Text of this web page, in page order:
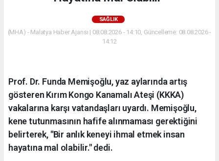
SAĞLIK
(MHA) - Malatya Haber Ajansı | 08.08.2026 - 14:10, Güncelleme: 08.08.2026 -
14:12
Prof. Dr. Funda Memişoğlu, yaz aylarında artış
gösteren Kırım Kongo Kanamalı Ateşi (KKKA)
vakalarına karşı vatandaşları uyardı. Memişoğlu,
kene tutunmasının hafife alınmaması gerektiğini
belirterek, "Bir anlık keneyi ihmal etmek insan
hayatına mal olabilir." dedi.